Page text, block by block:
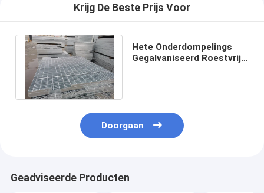
Krijg De Beste Prijs Voor
Hete Onderdompelings
Gegalvaniseerd Roestvrij
Doorgaan
Geadviseerde Producten